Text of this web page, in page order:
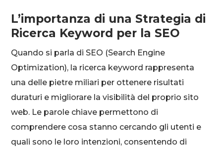
L’importanza di una Strategia di
Ricerca Keyword per la SEO
Quando si parla di SEO (Search Engine
Optimization), la ricerca keyword rappresenta
una delle pietre miliari per ottenere risultati
duraturi e migliorare la visibilità del proprio sito
web. Le parole chiave permettono di
comprendere cosa stanno cercando gli utenti e
quali sono le loro intenzioni, consentendo di